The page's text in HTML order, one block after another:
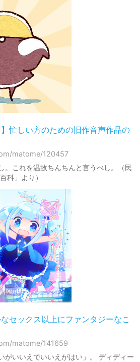
】忙しい方のための旧作音声作品の
matome/120457
。これを温故ちんちんと言うべし。（民
科」より）
なセックス以上にファンタジーなこ
matome/141659
がいいえでいいえがはい」。 ディディー